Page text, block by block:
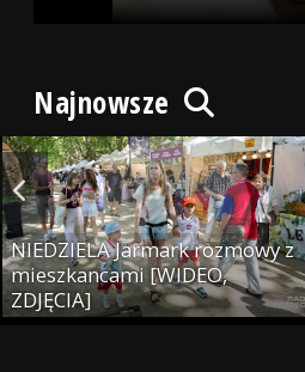
Najnowsze
NIEDZIELA Jarmark rozmowy z
mieszkancami [WIDEO,
ZDJĘCIA]